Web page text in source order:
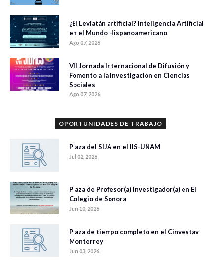
¿El Leviatán artificial? Inteligencia Artificial
en el Mundo Hispanoamericano
Ago 07, 2026
VII Jornada Internacional de Difusión y
Fomento a la Investigación en Ciencias
Sociales
Ago 07, 2026
OPORTUNIDADES DE TRABAJO
Plaza del SIJA en el IIS-UNAM
Jul 02, 2026
Plaza de Profesor(a) Investigador(a) en El
Colegio de Sonora
Jun 10, 2026
Plaza de tiempo completo en el Cinvestav
Monterrey
Jun 03, 2026